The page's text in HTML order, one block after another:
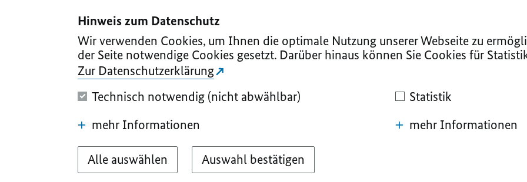
Hinweis zum Datenschutz
Wir verwenden Cookies, um Ihnen die optimale Nutzung unserer Webseite zu
der Seite notwendige Cookies gesetzt. Darüber hinaus können Sie Cookies für
Zur Datenschutzerklärung
Technisch notwendig (nicht abwählbar)
mehr Informationen
Statistik
mehr Informationen
Alle auswählen Auswahl bestätigen